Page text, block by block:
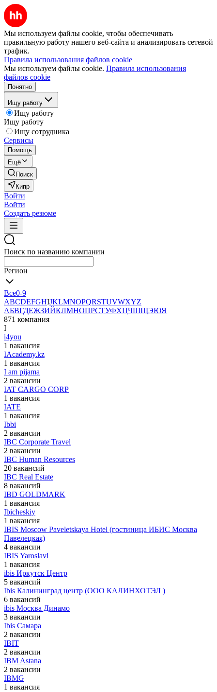
Мы используем файлы cookie, чтобы обеспечивать
правильную работу нашего веб-сайта и анализировать сетевой
трафик.
Правила использования файлов cookie
Мы используем файлы cookie. Правила использования
файлов cookie
Понятно
Ищу работу
Ищу работу
Ищу работу
Ищу сотрудника
Сервисы
Помощь
Ещё
Поиск
Кипр
Войти
Войти
Создать резюме
Поиск по названию компании
Регион
Все0-9
ABCDEFGHIJKLMNOPQRSTUVWXYZ
АБВГДЕЖЗИЙКЛМНОПРСТУФХЦЧШЩЭЮЯ
871 компания
I
i4you
1 вакансия
IAcademy.kz
1 вакансия
I am pijama
2 вакансии
IAT CARGO CORP
1 вакансия
IATE
1 вакансия
Ibbi
2 вакансии
IBC Corporate Travel
2 вакансии
IBC Human Resources
20 вакансий
IBC Real Estate
8 вакансий
IBD GOLDMARK
1 вакансия
Ibicheskiy
1 вакансия
IBIS Moscow Paveletskaya Hotel (гостиница ИБИС Москва
Павелецкая)
4 вакансии
IBIS Yaroslavl
1 вакансия
ibis Иркутск Центр
5 вакансий
Ibis Калининград центр (ООО КАЛИНХОТЭЛ )
6 вакансий
ibis Москва Динамо
3 вакансии
Ibis Самара
2 вакансии
IBIT
2 вакансии
IBM Astana
2 вакансии
IBMG
1 вакансия